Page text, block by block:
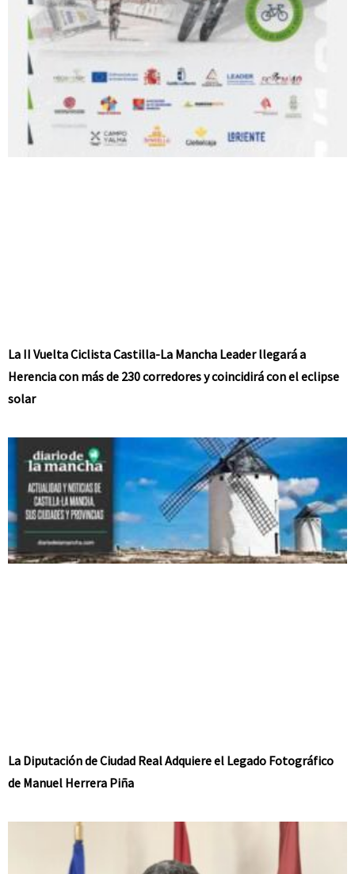
La II Vuelta Ciclista Castilla-La Mancha Leader llegará a
Herencia con más de 230 corredores y coincidirá con el eclipse
solar
La Diputación de Ciudad Real Adquiere el Legado Fotográfico
de Manuel Herrera Piña